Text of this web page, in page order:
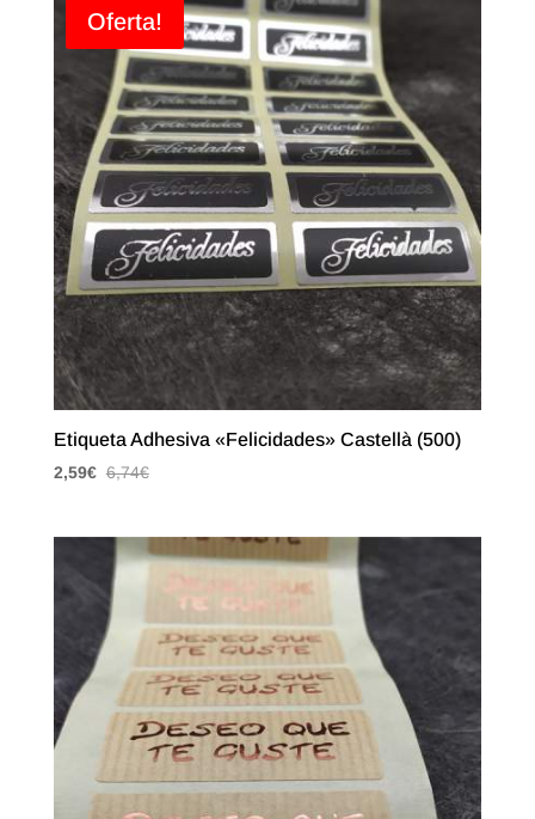
Oferta!
Etiqueta Adhesiva «Felicidades» Castellà (500)
2,59€ 6,74€